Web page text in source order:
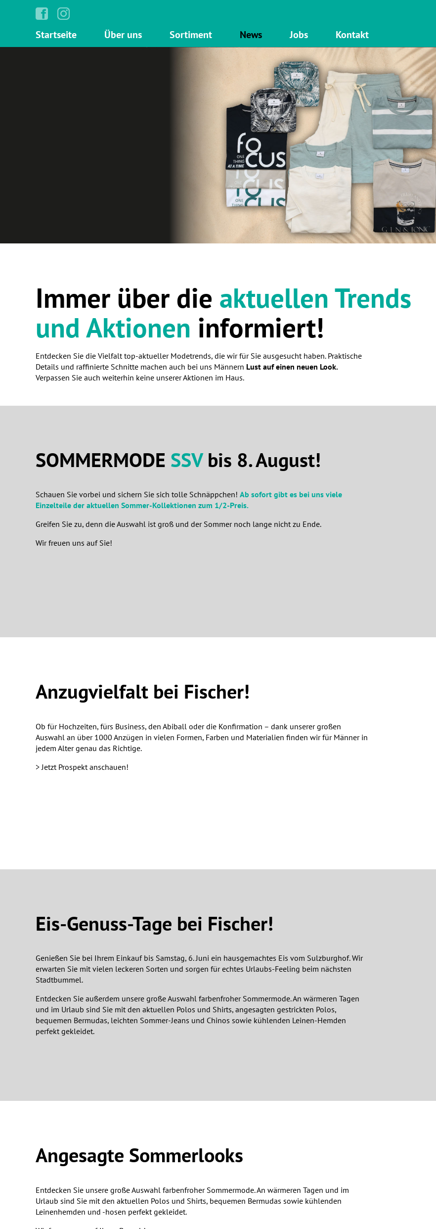
Startseite Über uns Sortiment News Jobs Kontakt
Immer über die aktuellen Trends
und Aktionen informiert!
Entdecken Sie die Vielfalt top-aktueller Modetrends, die wir für Sie ausgesucht haben. Praktische
Details und raffinierte Schnitte machen auch bei uns Männern Lust auf einen neuen Look.
Verpassen Sie auch weiterhin keine unserer Aktionen im Haus.
SOMMERMODE SSVbis 8. August!
Schauen Sie vorbei und sichern Sie sich tolle Schnäppchen! Ab sofort gibt es bei uns viele
Einzelteile der aktuellen Sommer-Kollektionen zum 1/2-Preis.
Greifen Sie zu, denn die Auswahl ist groß und der Sommer noch lange nicht zu Ende.
Wir freuen uns auf Sie!
Anzugvielfalt bei Fischer!
Ob für Hochzeiten, fürs Business, den Abiball oder die Konfirmation – dank unserer großen
Auswahl an über 1000 Anzügen in vielen Formen, Farben und Materialien finden wir für Männer in
jedem Alter genau das Richtige.
> Jetzt Prospekt anschauen!
Eis-Genuss-Tage bei Fischer!
Genießen Sie bei Ihrem Einkauf bis Samstag, 6. Juni ein hausgemachtes Eis vom Sulzburghof. Wir
erwarten Sie mit vielen leckeren Sorten und sorgen für echtes Urlaubs-Feeling beim nächsten
Stadtbummel.
Entdecken Sie außerdem unsere große Auswahl farbenfroher Sommermode. An wärmeren Tagen
und im Urlaub sind Sie mit den aktuellen Polos und Shirts, angesagten gestrickten Polos,
bequemen Bermudas, leichten Sommer-Jeans und Chinos sowie kühlenden Leinen-Hemden
perfekt gekleidet.
Angesagte Sommerlooks
Entdecken Sie unsere große Auswahl farbenfroher Sommermode. An wärmeren Tagen und im
Urlaub sind Sie mit den aktuellen Polos und Shirts, bequemen Bermudas sowie kühlenden
Leinenhemden und -hosen perfekt gekleidet.